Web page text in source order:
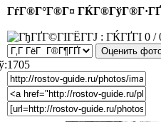
ГѓГ®Г°Г®Г¤
0 /
1705